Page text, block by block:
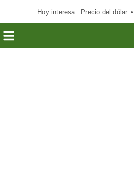
Hoy interesa: Precio del dólar